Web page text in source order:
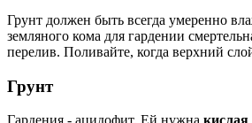
Грунт должен быть всегда умеренно
земляного кома для гардении
перелив. Поливайте, когда верхний
Грунт